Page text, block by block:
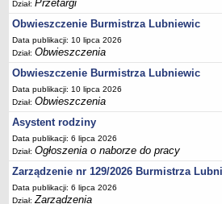
PRZETARGI
Zamówienia publiczne
Sprzedaż mienia
Sprzedaż nieruchomości
Zapytania ofertowe
Plan zamówień publicznych
PRAWO LOKALNE
Statut
Uchwały Rady Miejskiej
Zarządzenia Burmistrza
Dział:Przetargi
Obwieszczenie Burmistrza Lubniewic
Data publikacji: 10 lipca 2026
Dział:Obwieszczenia
Obwieszczenie Burmistrza Lubniewic
Data publikacji: 10 lipca 2026
Dział:Obwieszczenia
Asystent rodziny
Data publikacji: 6 lipca 2026
Dział:Ogłoszenia o naborze do pracy
Zarządzenie nr 129/2026 Burmistrza
Data publikacji: 6 lipca 2026
Dział:Zarządzenia